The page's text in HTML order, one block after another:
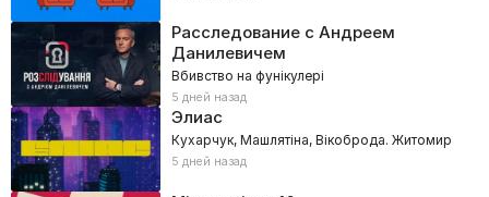
Расследование с Андреем
Данилевичем
Вбивство на фунікулері
5 дней назад
Элиас
Кухарчук, Машлятіна, Вікоброда. Житомир
5 дней назад